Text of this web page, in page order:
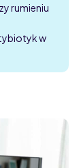
rumieniu
w